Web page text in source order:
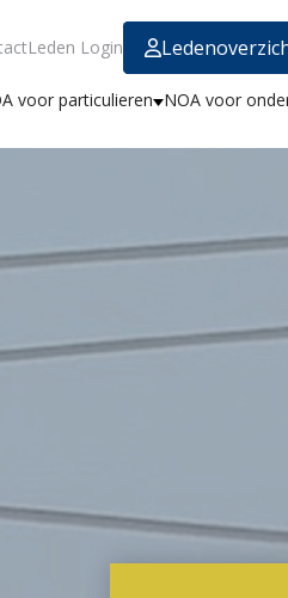
Leden Login
voor particulieren NOA voor